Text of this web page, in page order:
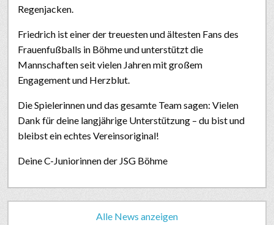
Regenjacken.
Friedrich ist einer der treuesten und ältesten Fans des
Frauenfußballs in Böhme und unterstützt die
Mannschaften seit vielen Jahren mit großem
Engagement und Herzblut.
Die Spielerinnen und das gesamte Team sagen: Vielen
Dank für deine langjährige Unterstützung – du bist und
bleibst ein echtes Vereinsoriginal!
Deine C-Juniorinnen der JSG Böhme
Alle News anzeigen